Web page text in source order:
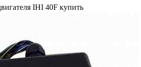
IHI 40F купить